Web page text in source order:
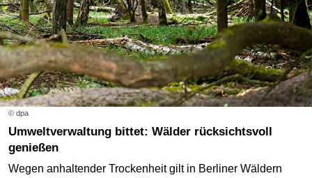
© dpa
Umweltverwaltung bittet: Wälder rücksichtsvoll
genießen
Wegen anhaltender Trockenheit gilt in Berliner Wäldern